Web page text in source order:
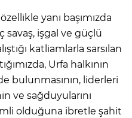
yanı başımızda
savaş, işgal ve güçlü
katliamlarla sarsılan
Urfa halkının
bulunmasının, liderleri
ve sağduyularını
olduğuna ibretle şahit